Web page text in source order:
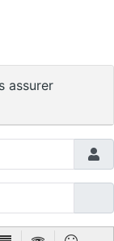
assurer